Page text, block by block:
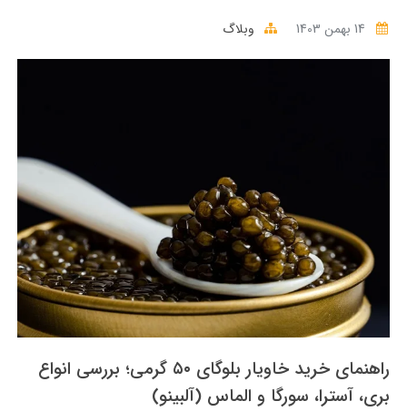
وبلاگ
راهنمای خرید خاویار بلوگای ۵۰ گرمی؛ بررسی انواع
بری، آسترا، سورگا و الماس (آلبینو)